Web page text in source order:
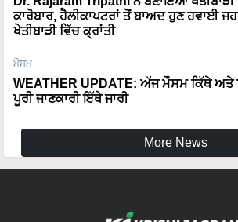
ਕਾਰੋਬਾਰ, ਹੈਲੀਕਾਪਟਰਾਂ ਤੋਂ ਬਾਅਦ ਹੁਣ ਹਵਾਈ
ਖੇਤੀਬਾੜੀ ਵਿੱਚ ਕ੍ਰਾਂਤੀ
ਮੌਸਮ
WEATHER UPDATE: ਅੱਜ ਮੌਸਮ ਕਿੱਥੇ ਅਤੇ
ਪੂਰੀ ਜਾਣਕਾਰੀ ਇੱਥੇ ਜਾਰੀ
More News